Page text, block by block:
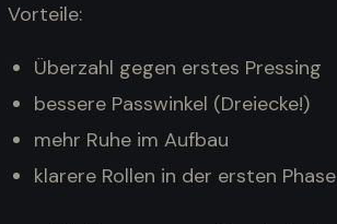
Vorteile:
Überzahl gegen erstes Pressing
bessere Passwinkel (Dreiecke!)
mehr Ruhe im Aufbau
klarere Rollen in der ersten Phase